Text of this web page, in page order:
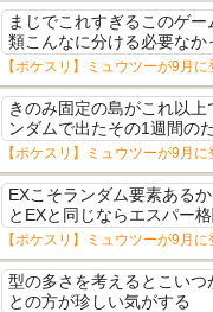
まじでこれすぎるこのゲー
類こんなに分ける必要なか
【ポケスリ】ミュウツーが9月に
きのみ固定の島がこれ以上
ンダムで出たその1週間の
のタイプにリソース割くの
しい気がするわ出番がない
ないから無駄ではないんだ
【ポケスリ】ミュウツーが9月に
EXこそランダム要素ある
とEXと同じならエスパー格
前に来るか分からんから、
るミュウツーは使いにくく
た
【ポケスリ】ミュウツーが9月に
型の多さを考えるとこいつ
との方が珍しい気がする